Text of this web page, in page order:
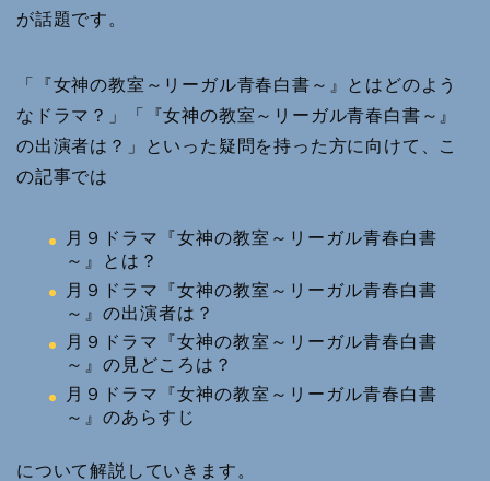
が話題です。
「『女神の教室～リーガル青春白書～』とはどのよう
なドラマ？」「『女神の教室～リーガル青春白書～』
の出演者は？」といった疑問を持った方に向けて、こ
の記事では
月９ドラマ『女神の教室～リーガル青春白書
～』とは？
月９ドラマ『女神の教室～リーガル青春白書
～』の出演者は？
月９ドラマ『女神の教室～リーガル青春白書
～』の見どころは？
月９ドラマ『女神の教室～リーガル青春白書
～』のあらすじ
について解説していきます。